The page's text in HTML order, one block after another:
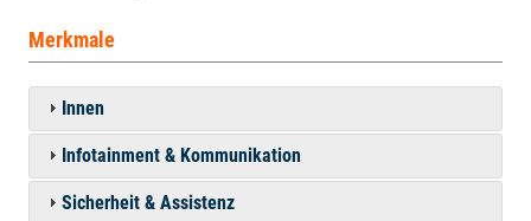
Merkmale
Innen
Infotainment & Kommunikation
Sicherheit & Assistenz